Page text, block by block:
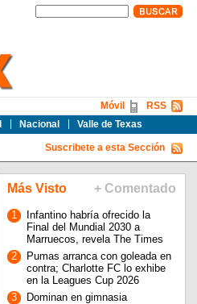
Nacional Valle de Texas
RSS
Móvil
Suscribete a esta Sección
Más Visto + Comentado
1
Infantino habría ofrecido la
Final del Mundial 2030 a
Marruecos, revela The Times
2
Pumas arranca con goleada en
contra; Charlotte FC lo exhibe
en la Leagues Cup 2026
3
Dominan en gimnasia